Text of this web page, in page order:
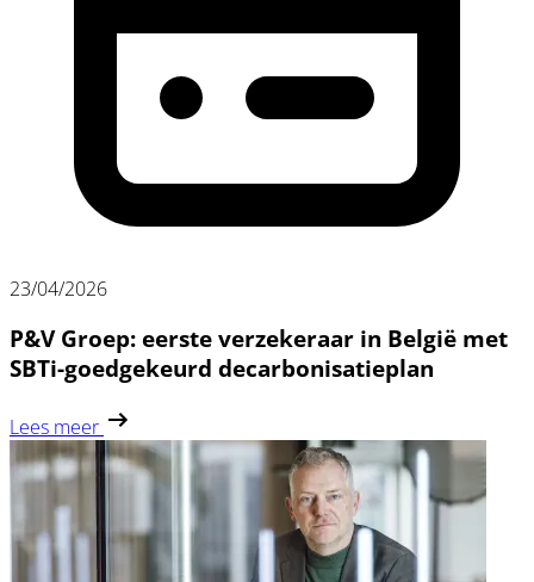
23/04/2026
P&V Groep: eerste verzekeraar in België met
SBTi-goedgekeurd decarbonisatieplan
Lees meer